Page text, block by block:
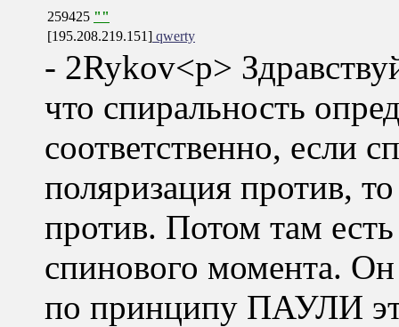
259425 ""
[195.208.219.151] qwerty
- 2Rykov<p>
что спиральность
соответственно, если
поляризация против,
против. Потом там
спинового момента.
по принципу ПАУЛИ